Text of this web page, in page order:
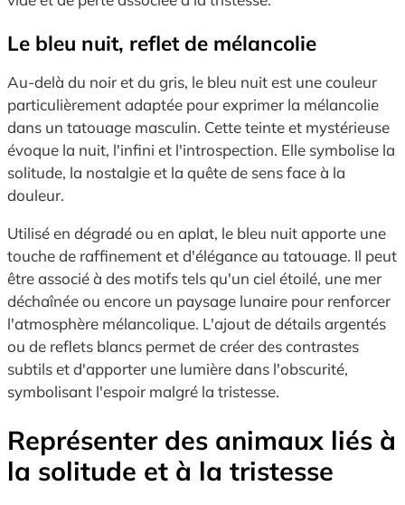
Le bleu nuit, reflet de mélancolie
Au-delà du noir et du gris, le bleu nuit est une couleur
particulièrement adaptée pour exprimer la mélancolie
dans un tatouage masculin. Cette teinte et mystérieuse
évoque la nuit, l'infini et l'introspection. Elle symbolise la
solitude, la nostalgie et la quête de sens face à la
douleur.
Utilisé en dégradé ou en aplat, le bleu nuit apporte une
touche de raffinement et d'élégance au tatouage. Il peut
être associé à des motifs tels qu'un ciel étoilé, une mer
déchaînée ou encore un paysage lunaire pour renforcer
l'atmosphère mélancolique. L'ajout de détails argentés
ou de reflets blancs permet de créer des contrastes
subtils et d'apporter une lumière dans l'obscurité,
symbolisant l'espoir malgré la tristesse.
Représenter des animaux liés à
la solitude et à la tristesse